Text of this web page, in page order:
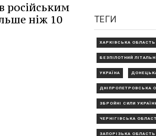
російським
ніж 10
ТЕГИ
ХАРКІВСЬКА ОБЛАСТЬ
БЕЗПІЛОТНИЙ
УКРАЇНА
ДНІПРОПЕТРОВСЬКА
ЗБРОЙНІ СИЛИ
ЧЕРНІГІВСЬКА
ЗАПОРІЗЬКА ОБЛАСТЬ